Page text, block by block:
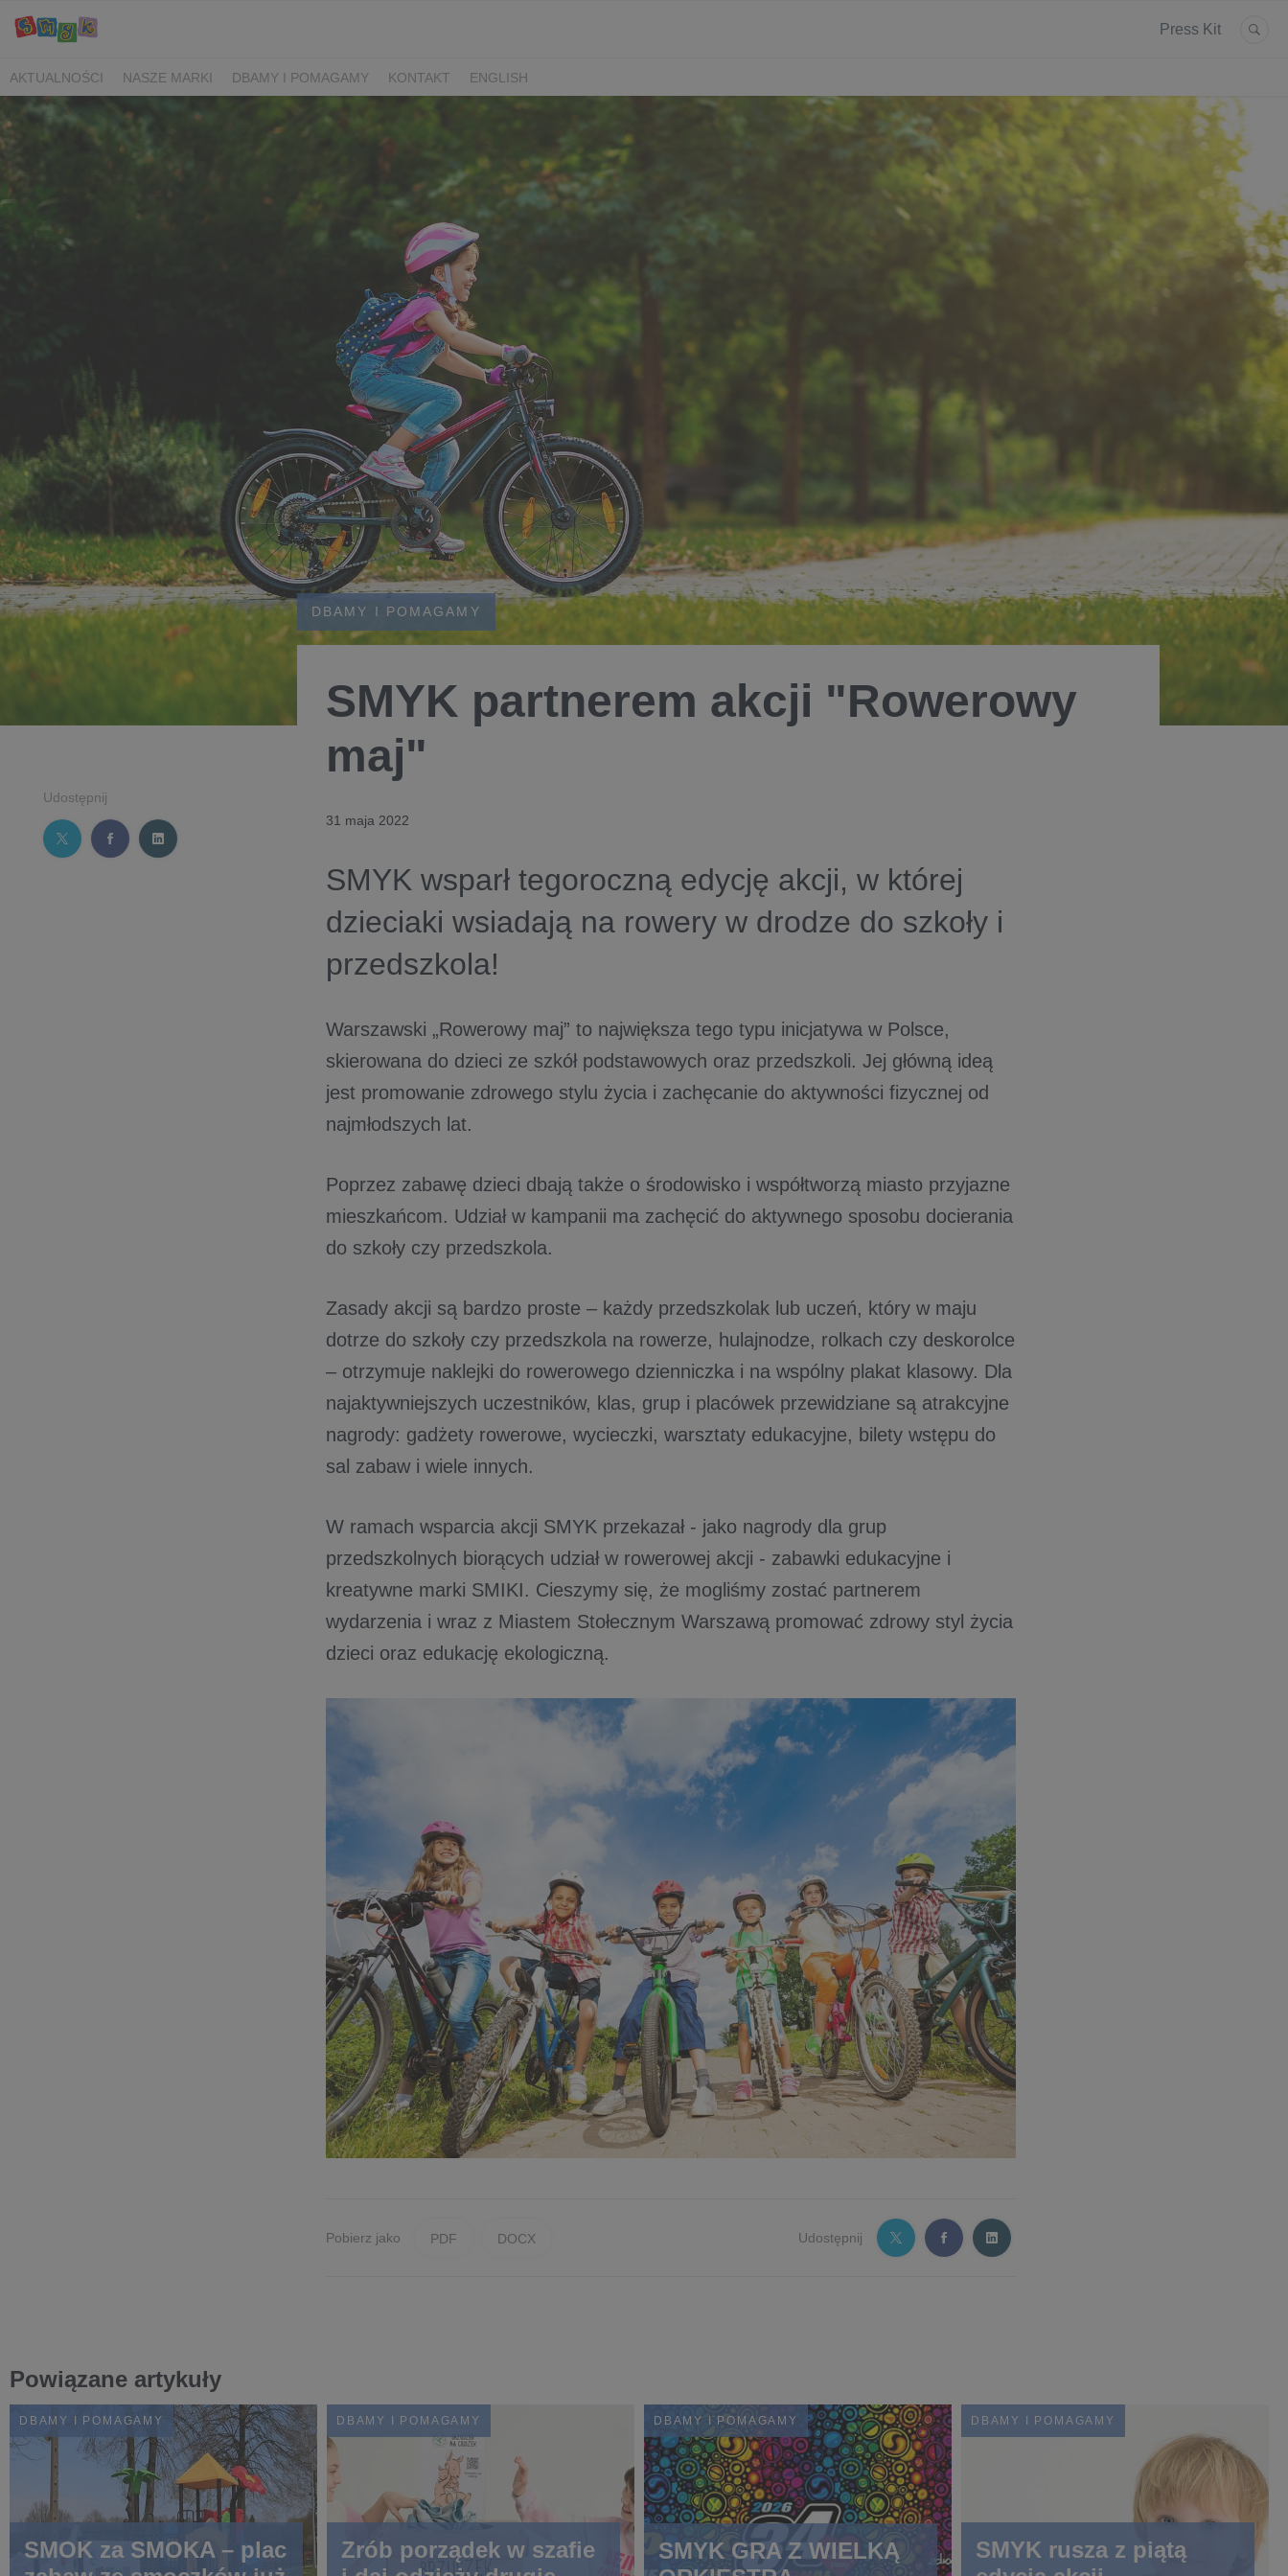
Press Kit
AKTUALNOŚCI NASZE MARKI DBAMY I POMAGAMY KONTAKT ENGLISH
Udostępnij
DBAMY I POMAGAMY
SMYK partnerem akcji "Rowerowy
maj"
31 maja 2022
SMYK wsparł tegoroczną edycję akcji, w której
dzieciaki wsiadają na rowery w drodze do szkoły i
przedszkola!
Warszawski „Rowerowy maj” to największa tego typu inicjatywa w Polsce,
skierowana do dzieci ze szkół podstawowych oraz przedszkoli. Jej główną ideą
jest promowanie zdrowego stylu życia i zachęcanie do aktywności fizycznej od
najmłodszych lat.
Poprzez zabawę dzieci dbają także o środowisko i współtworzą miasto przyjazne
mieszkańcom. Udział w kampanii ma zachęcić do aktywnego sposobu docierania
do szkoły czy przedszkola.
Zasady akcji są bardzo proste – każdy przedszkolak lub uczeń, który w maju
dotrze do szkoły czy przedszkola na rowerze, hulajnodze, rolkach czy deskorolce
– otrzymuje naklejki do rowerowego dzienniczka i na wspólny plakat klasowy. Dla
najaktywniejszych uczestników, klas, grup i placówek przewidziane są atrakcyjne
nagrody: gadżety rowerowe, wycieczki, warsztaty edukacyjne, bilety wstępu do
sal zabaw i wiele innych.
W ramach wsparcia akcji SMYK przekazał - jako nagrody dla grup
przedszkolnych biorących udział w rowerowej akcji - zabawki edukacyjne i
kreatywne marki SMIKI. Cieszymy się, że mogliśmy zostać partnerem
wydarzenia i wraz z Miastem Stołecznym Warszawą promować zdrowy styl życia
dzieci oraz edukację ekologiczną.
Pobierz jako PDF DOCX Udostępnij
Powiązane artykuły
DBAMY I POMAGAMY
SMOK za SMOKA – plac
DBAMY I POMAGAMY
Zrób porządek w szafie
DBAMY I POMAGAMY
SMYK GRA Z WIELKĄ
DBAMY I POMAGAMY
SMYK rusza z piątą